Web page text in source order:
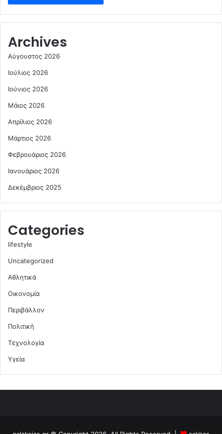
Archives
Αύγουστος 2026
Ιούλιος 2026
Ιούνιος 2026
Μάιος 2026
Απρίλιος 2026
Μάρτιος 2026
Φεβρουάριος 2026
Ιανουάριος 2026
Δεκέμβριος 2025
Categories
lifestyle
Uncategorized
Αθλητικά
Οικονομία
Περιβάλλον
Πολιτική
Τεχνολογία
Υγεία